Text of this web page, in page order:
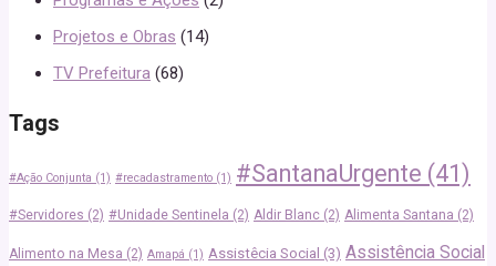
Projetos e Obras (14)
TV Prefeitura (68)
Tags
#Ação Conjunta (1) #recadastramento (1) #SantanaUrgente (41)
#Servidores (2) #Unidade Sentinela (2) Aldir Blanc (2) Alimenta Santana (2)
Alimento na Mesa (2) Amapá (1) Assistêcia Social (3) Assistência Social